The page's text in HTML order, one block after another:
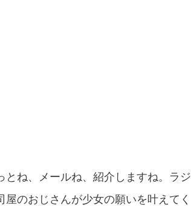
とね、メールね、紹介しますね。ラジ
のおじさんが少女の願いを叶えてく